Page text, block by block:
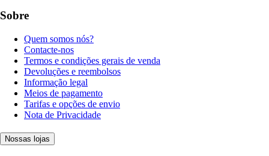
Sobre
Quem somos nós?
Contacte-nos
Termos e condições gerais de venda
Devoluções e reembolsos
Informação legal
Meios de pagamento
Tarifas e opções de envio
Nota de Privacidade
Nossas lojas